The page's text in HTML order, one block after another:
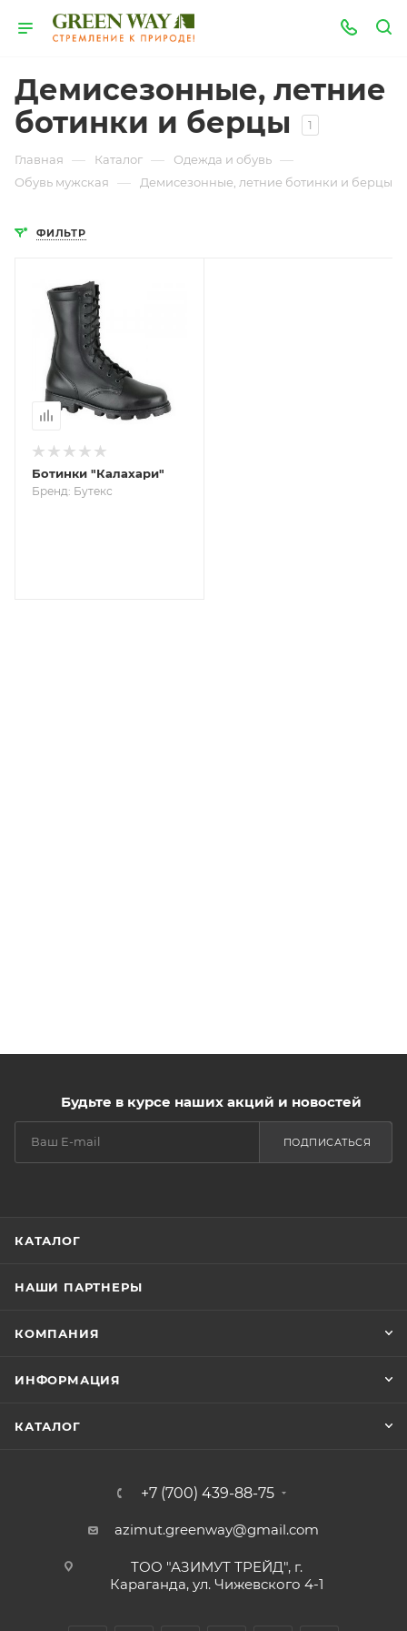
Демисезонные, летние
ботинки и берцы
1
Главная — Каталог — Одежда и обувь —
Обувь мужская — Демисезонные, летние ботинки и берцы
ФИЛЬТР
Ботинки "Калахари"
Бренд: Бутекс
Будьте в курсе наших акций и новостей
ПОДПИСАТЬСЯ
КАТАЛОГ
НАШИ ПАРТНЕРЫ
КОМПАНИЯ
ИНФОРМАЦИЯ
КАТАЛОГ
+7 (700) 439-88-75
azimut.greenway@gmail.com
ТОО "АЗИМУТ ТРЕЙД", г.
Караганда, ул. Чижевского 4-1